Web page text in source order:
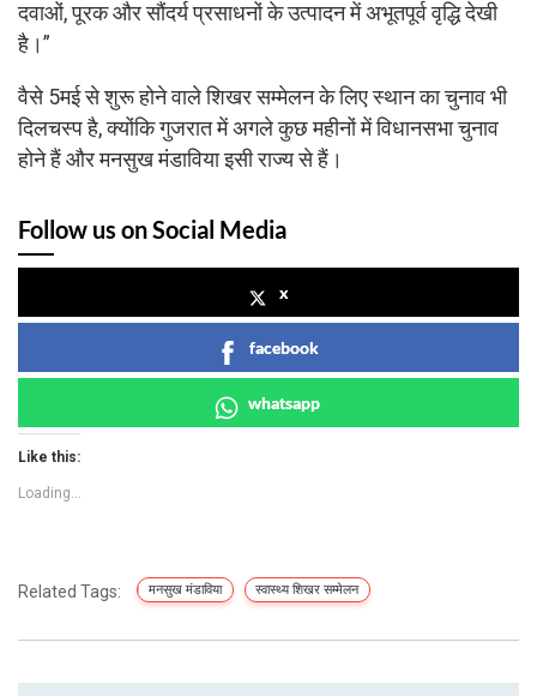
दवाओं, पूरक और सौंदर्य प्रसाधनों के उत्पादन में अभूतपूर्व वृद्धि देखी
है।”
वैसे 5मई से शुरू होने वाले शिखर सम्मेलन के लिए स्थान का चुनाव भी
दिलचस्प है, क्योंकि गुजरात में अगले कुछ महीनों में विधानसभा चुनाव
होने हैं और मनसुख मंडाविया इसी राज्य से हैं।
Follow us on Social Media
x
facebook
whatsapp
Like this:
Loading...
Related Tags: मनसुख मंडाविया स्वास्थ्य शिखर सम्मेलन